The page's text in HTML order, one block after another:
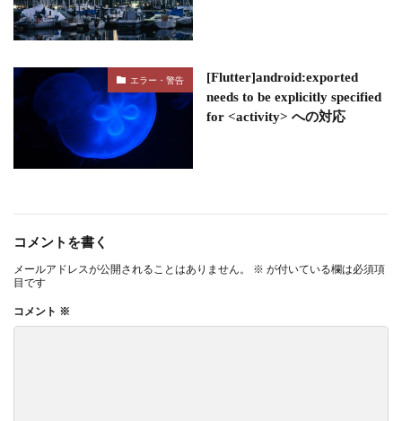
エラー・警告
[Flutter]android:exported
needs to be explicitly specified
for <activity> への対応
コメントを書く
メールアドレスが公開されることはありません。 ※ が付いている欄は必須項
目です
コメント ※